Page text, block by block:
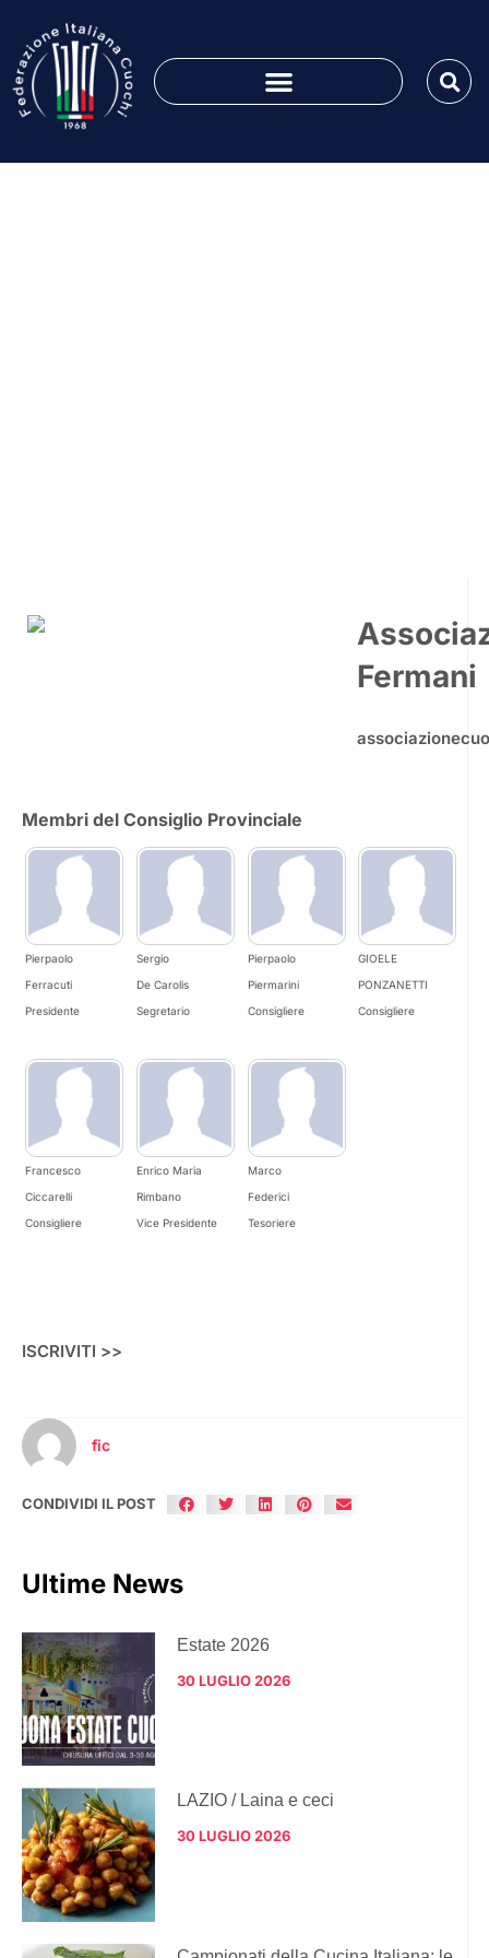
Fermani
Membri del Consiglio Provinciale
Pierpaolo
Ferracuti
Presidente
Sergio
De Carolis
Segretario
Pierpaolo
Piermarini
Consigliere
GIOELE
PONZANETTI
Consigliere
Francesco
Ciccarelli
Consigliere
Enrico Maria
Rimbano
Vice Presidente
Marco
Federici
Tesoriere
ISCRIVITI >>
fic
CONDIVIDI IL POST
Ultime News
Estate 2026
30 LUGLIO 2026
LAZIO / Laina e ceci
30 LUGLIO 2026